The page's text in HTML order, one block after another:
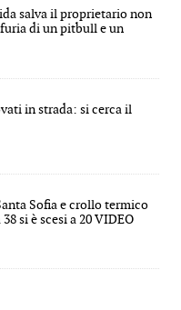
salva il proprietario non
di un pitbull e un
in strada: si cerca il
Sofia e crollo termico
si è scesi a 20 VIDEO